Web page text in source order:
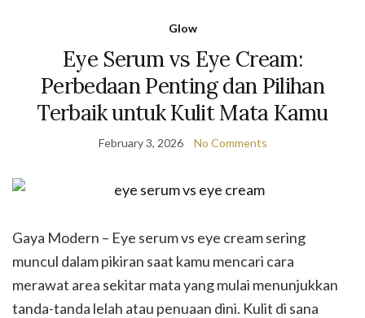
Glow
Eye Serum vs Eye Cream:
Perbedaan Penting dan Pilihan
Terbaik untuk Kulit Mata Kamu
February 3, 2026 No Comments
Gaya Modern – Eye serum vs eye cream sering
muncul dalam pikiran saat kamu mencari cara
merawat area sekitar mata yang mulai menunjukkan
tanda-tanda lelah atau penuaan dini. Kulit di sana